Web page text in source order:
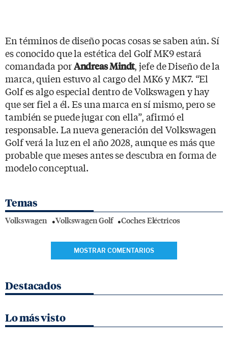
En términos de diseño pocas cosas se saben aún. Sí
es conocido que la estética del Golf MK9 estará
comandada porAndreas Mindt, jefe de Diseño de la
marca, quien estuvo al cargo del MK6 y MK7. “El
Golf es algo especial dentro de Volkswagen y hay
que ser fiel a él. Es una marca en sí mismo, pero se
también se puede jugar con ella”, afirmó el
responsable. La nueva generación del Volkswagen
Golf verá la luz en el año 2028, aunque es más que
probable que meses antes se descubra en forma de
modelo conceptual.
Temas
Volkswagen Volkswagen Golf Coches Eléctricos
MOSTRAR COMENTARIOS
Destacados
Lo más visto